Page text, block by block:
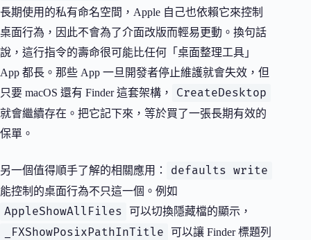
長期使用的私有命名空間，Apple 自己也依賴它來控制
桌面行為，因此不會為了介面改版而輕易更動。換句話
說，這行指令的壽命很可能比任何「桌面整理工具」
App 都長。那些 App 一旦開發者停止維護就會失效，但
只要 macOS 還有 Finder 這套架構，
CreateDesktop
就會繼續存在。把它記下來，等於買了一張長期有效的
保單。
另一個值得順手了解的相關應用： defaults write
能控制的桌面行為不只這一個。例如
AppleShowAllFiles 可以切換隱藏檔的顯示，
_FXShowPosixPathInTitle
可以讓 Finder 標題列